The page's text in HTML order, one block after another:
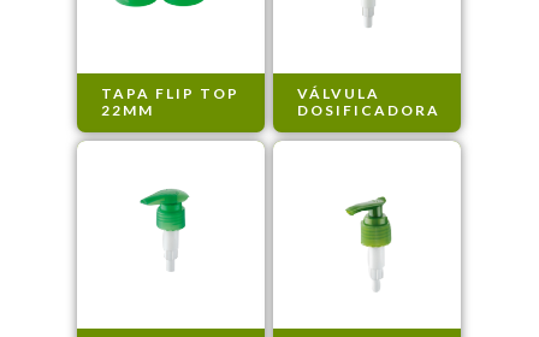
TAPA FLIP TOP
22MM
VÁLVULA
DOSIFICADORA